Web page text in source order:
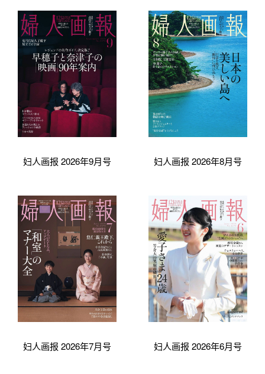
妇人画报 2026年9月号 妇人画报 2026年8月号
妇人画报 2026年7月号 妇人画报 2026年6月号